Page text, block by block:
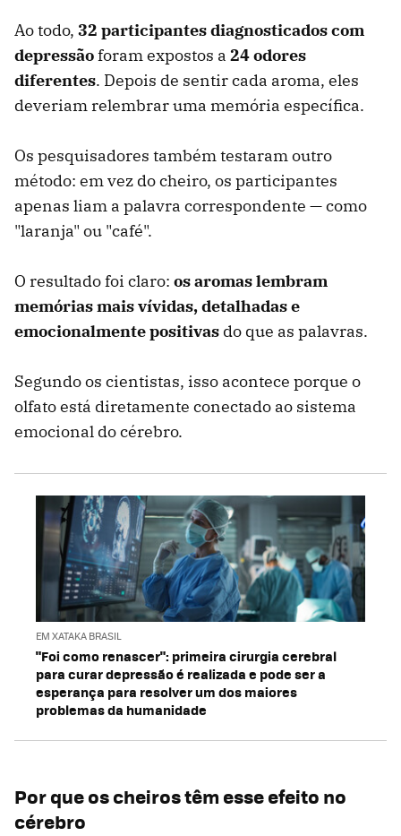
Ao todo, 32 participantes diagnosticados com
depressãoforam expostos a 24 odores
diferentes. Depois de sentir cada aroma, eles
deveriam relembrar uma memória específica.
Os pesquisadores também testaram outro
método: em vez do cheiro, os participantes
apenas liam a palavra correspondente — como
"laranja" ou "café".
O resultado foi claro: os aromas lembram
memórias mais vívidas, detalhadas e
emocionalmente positivas do que as palavras.
Segundo os cientistas, isso acontece porque o
olfato está diretamente conectado ao sistema
emocional do cérebro.
EM XATAKA BRASIL
"Foi como renascer": primeira cirurgia cerebral
para curar depressão é realizada e pode ser a
esperança para resolver um dos maiores
problemas da humanidade
Por que os cheiros têm esse efeito no
cérebro